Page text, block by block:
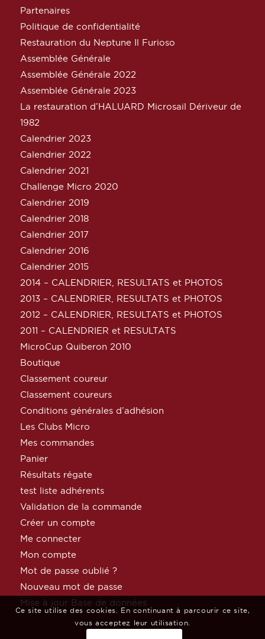
Partenaires
Politique de confidentialité
Restauration du Neptune Il Furioso
Assemblée Générale
Assemblée Générale 2022
Assemblée Générale 2023
La restauration d’HALUARD Microsail Dériveur de
1982
Calendrier 2023
Calendrier 2022
Calendrier 2021
Challenge Micro 2020
Calendrier 2019
Calendrier 2018
Calendrier 2017
Calendrier 2016
Calendrier 2015
2014 – CALENDRIER, RESULTATS et PHOTOS
2013 – CALENDRIER, RESULTATS et PHOTOS
2012 – CALENDRIER, RESULTATS et PHOTOS
2011 – CALENDRIER et RESULTATS
MicroCup Quiberon 2010
Boutique
Classement coureur
Classement coureurs
Conditions générales d’adhésion
Les Clubs Micro
Mes commandes
Panier
Résultats régate
test liste adhérents
Validation de la commande
Créer un compte
Me connecter
Mon compte
Mot de passe oublié ?
Nouveau mot de passe
Mise à jour Base de données
Ce site utilise des cookies. En continuant à parcourir ce site,
vous acceptez leur utilisation.